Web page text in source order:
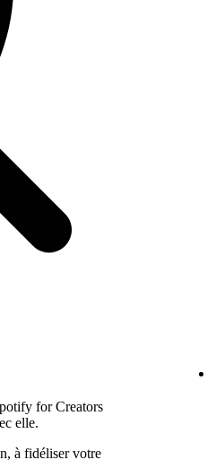
for Creators
elle.
à fidéliser votre